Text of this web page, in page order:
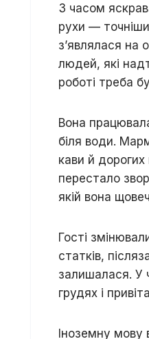
З часом
рухи —
з’являлася на
людей, які
роботі треба
Вона
біля води.
кави й
перестало
якій вона
Гості
статків,
залишалася. У
грудях і
Іноземну